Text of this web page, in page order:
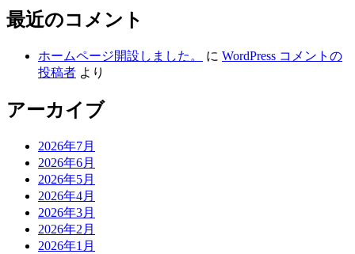
最近のコメント
ホームページ開設しました。 に WordPress コメントの
投稿者 より
アーカイブ
2026年7月
2026年6月
2026年5月
2026年4月
2026年3月
2026年2月
2026年1月